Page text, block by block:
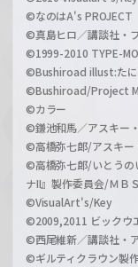
©なのはA's PROJECT
©真島ヒロ／講談社・
©1999-2010 TYPE-
©Bushiroad illust:たに
©Bushiroad/Project
©カラー
©鎌池和馬／アスキー
©高橋弥七郎/アスキー
©高橋弥七郎/いとうの
ナII』製作委員会/ＭＢＳ
©VisualArt's/Key
©2009,2011 ビックウ
©西尾維新／講談社・
©ギルティクラウン製